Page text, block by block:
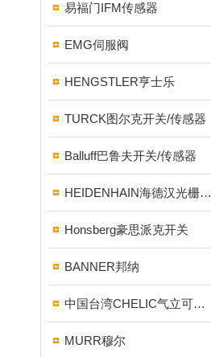
易福门IFM传感器
EMG伺服阀
HENGSTLER亨士乐
TURCK图尔克开关/传感器
Balluff巴鲁夫开关/传感器
HEIDENHAIN海德汉光栅尺/编码器
Honsberg豪思派克开关
BANNER邦纳
中国台湾CHELIC气立可气缸/电磁阀
MURR穆尔